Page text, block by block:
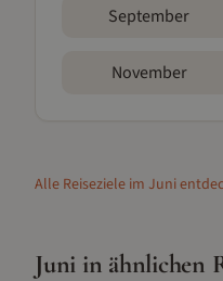
September
November
Alle Reiseziele im Juni
Juni in ähnlichen